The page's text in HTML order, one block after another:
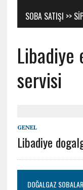
SOBA SATIŞI >>
Libadiye
servisi
GENEL
Libadiye
DOĞALGAZ